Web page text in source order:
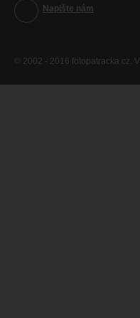
Napište nám
© 2002 - 2016 fotopatracka.cz.